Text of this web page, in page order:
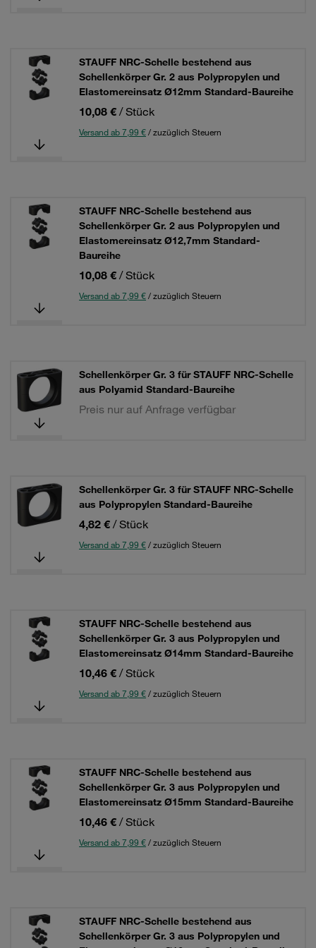
STAUFF NRC-Schelle bestehend aus
Schellenkörper Gr. 2 aus Polypropylen und
Elastomereinsatz Ø12mm Standard-Baureihe
10,08 € / Stück
Versand ab 7,99 €/ zuzüglich Steuern
STAUFF NRC-Schelle bestehend aus
Schellenkörper Gr. 2 aus Polypropylen und
Elastomereinsatz Ø12,7mm Standard-
Baureihe
10,08 € / Stück
Versand ab 7,99 €/ zuzüglich Steuern
Schellenkörper Gr. 3 für STAUFF NRC-Schelle
aus Polyamid Standard-Baureihe
Preis nur auf Anfrage verfügbar
Schellenkörper Gr. 3 für STAUFF NRC-Schelle
aus Polypropylen Standard-Baureihe
4,82 € / Stück
Versand ab 7,99 €/ zuzüglich Steuern
STAUFF NRC-Schelle bestehend aus
Schellenkörper Gr. 3 aus Polypropylen und
Elastomereinsatz Ø14mm Standard-Baureihe
10,46 € / Stück
Versand ab 7,99 €/ zuzüglich Steuern
STAUFF NRC-Schelle bestehend aus
Schellenkörper Gr. 3 aus Polypropylen und
Elastomereinsatz Ø15mm Standard-Baureihe
10,46 € / Stück
Versand ab 7,99 €/ zuzüglich Steuern
STAUFF NRC-Schelle bestehend aus
Schellenkörper Gr. 3 aus Polypropylen und